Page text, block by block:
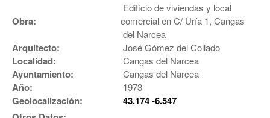
Obra:
Edificio de viviendas y local
comercial en C/ Uría 1, Cangas
del Narcea
Arquitecto: José Gómez del Collado
Localidad: Cangas del Narcea
Ayuntamiento: Cangas del Narcea
Año: 1973
Geolocalización:
43.174 -6.547